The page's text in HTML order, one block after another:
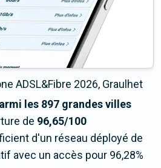
ADSL&Fibre 2026, Graulhet
les 897 grandes villes
de 96,65/100
d'un réseau déployé de
avec un accès pour 96,28%